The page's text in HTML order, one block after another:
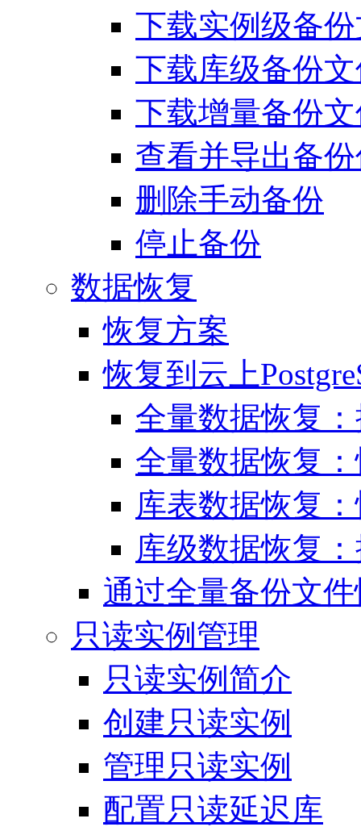
下载实例级备
下载库级备份
下载增量备份
查看并导出备
删除手动备份
停止备份
数据恢复
恢复方案
恢复到云上
全量数据恢复
全量数据恢复
库表数据恢复
库级数据恢复
通过全量备份文
只读实例管理
只读实例简介
创建只读实例
管理只读实例
配置只读延迟库